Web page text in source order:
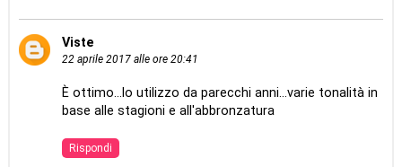
Viste
22 aprile 2017 alle ore 20:41
È ottimo...lo utilizzo da parecchi anni...varie tonalità in
base alle stagioni e all'abbronzatura
Rispondi